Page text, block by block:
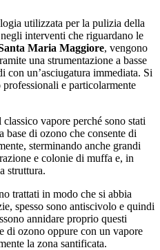
utilizzata per la pulizia della
interventi che riguardano le
Maria Maggiore, vengono
una strumentazione a basse
con un’asciugatura immediata. Si
e particolarmente
vapore perché sono stati
base di ozono che consente di
sterminando anche grandi
e colonie di muffa e, in
struttura.
trattati in modo che si abbia
spesso sono antiscivolo e quindi
annidare proprio questi
di ozono oppure con un vapore
la zona santificata.